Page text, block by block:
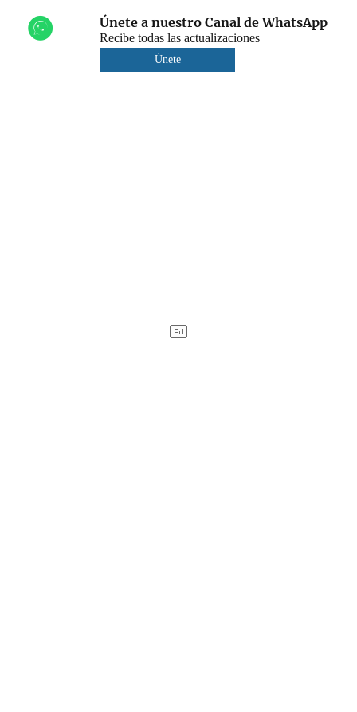
Únete a nuestro Canal de WhatsApp
Recibe todas las actualizaciones
Únete